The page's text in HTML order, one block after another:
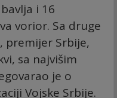
i 16
vorior. Sa druge
premijer Srbije,
sa najvišim
je o
Vojske Srbije.